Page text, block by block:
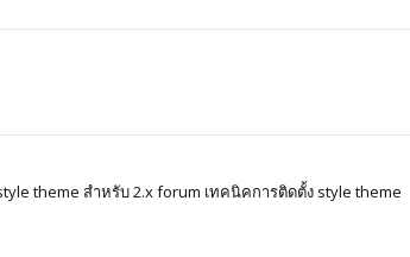
theme สำหรับ 2.x forum เทคนิคการติดตั้ง style theme